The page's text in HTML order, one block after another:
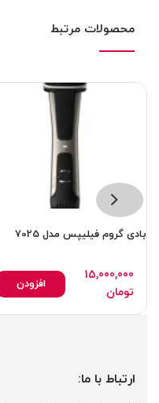
محصولات مرتبط
بادی گروم فیلیپس مدل 7025
15,000,000
تومان
افزودن
ارتباط با ما: